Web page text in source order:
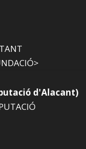
d'Alacant)